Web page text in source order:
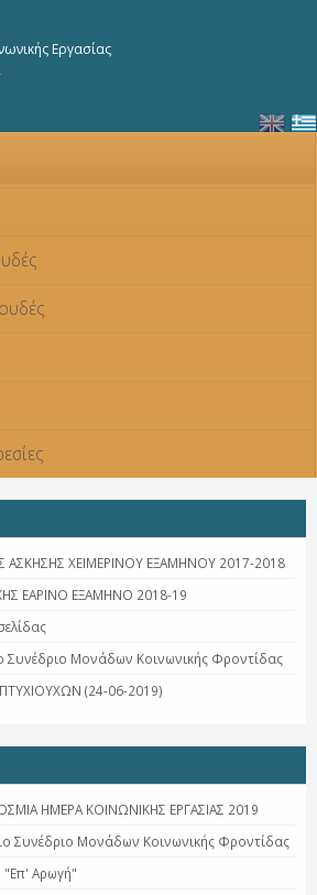
κυρίωςΕργασίας
ΧΕΙΜΕΡΙΝΟΥ ΕΞΑΜΗΝΟΥ 2017-2018
ΕΑΡΙΝΟ ΕΞΑΜΗΝΟ 2018-19
Συνέδριο Μονάδων Κοινωνικής Φροντίδας
(24-06-2019)
ΗΜΕΡΑ ΚΟΙΝΩΝΙΚΗΣ ΕΡΓΑΣΙΑΣ 2019
Συνέδριο Μονάδων Κοινωνικής Φροντίδας
"Επ' Αρωγή"